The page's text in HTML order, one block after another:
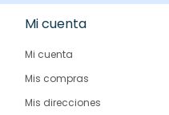
Mi cuenta
Mi cuenta
Mis compras
Mis direcciones